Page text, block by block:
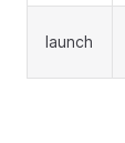
launch